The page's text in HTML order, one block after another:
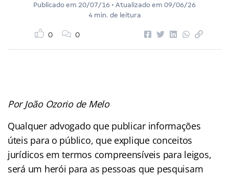
Publicado em 20/07/16 • Atualizado em 09/06/26
4 min. de leitura
0 0
Por João Ozorio de Melo
Qualquer advogado que publicar informações
úteis para o público, que explique conceitos
jurídicos em termos compreensíveis para leigos,
será um herói para as pessoas que pesquisam